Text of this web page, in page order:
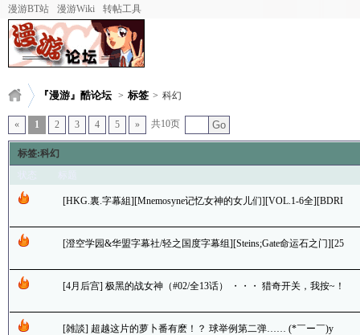
漫游BT站 漫游Wiki 转帖工具
『漫游』酷论坛 > 标签 > 科幻
« 1 2 3 4 5 » 共10页 Go
标签:科幻
[HKG.裏.字幕組][Mnemosyne记忆女神的女儿们][VOL.1-6全][BDRI
[澄空学园&华盟字幕社/轻之国度字幕组][Steins;Gate命运石之门][25
[4月后宫] 极黑的战女神（#02/全13话） ・・・ 猎奇开关，我按~！
[雑談] 超越这片的萝卜番有麽！？ 球举例第二弹…… (*￣ー￣)y